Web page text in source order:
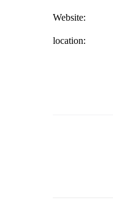
Website:
location: